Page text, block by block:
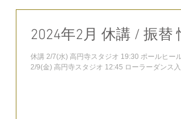
2024年2月 休講 / 振替
休講 2/7(水) 高円寺スタジオ 19:30 ポールヒ
2/9(金) 高円寺スタジオ 12:45 ローラーダン